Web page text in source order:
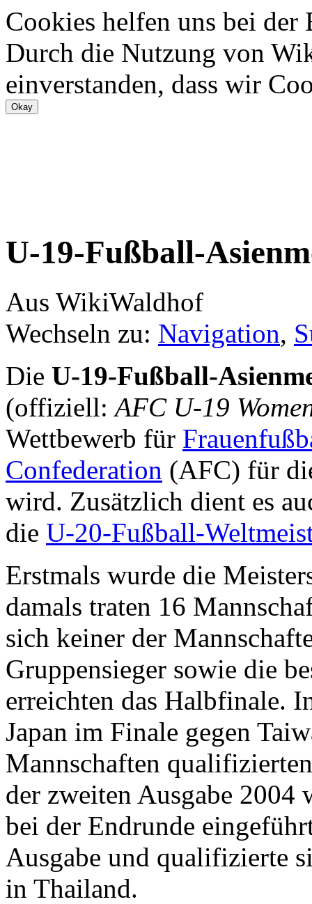
Cookies helfen uns bei
Durch die Nutzung von
einverstanden, dass wir
U-19-Fußball-
Aus WikiWaldhof
Wechseln zu: Navigation,
Die U-19-Fußball-
(offiziell:AFC U-19
Wettbewerb für
Confederation (AFC) für
wird. Zusätzlich dient es
die U-20-Fußball-
Erstmals wurde die
damals traten 16
sich keiner der
Gruppensieger sowie die
erreichten das Halbfinale.
Japan im Finale gegen
Mannschaften
der zweiten Ausgabe
bei der Endrunde
Ausgabe und qualifizierte
in Thailand.